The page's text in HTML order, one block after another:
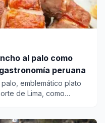
al palo como
peruana
emblemático plato
de Lima, como